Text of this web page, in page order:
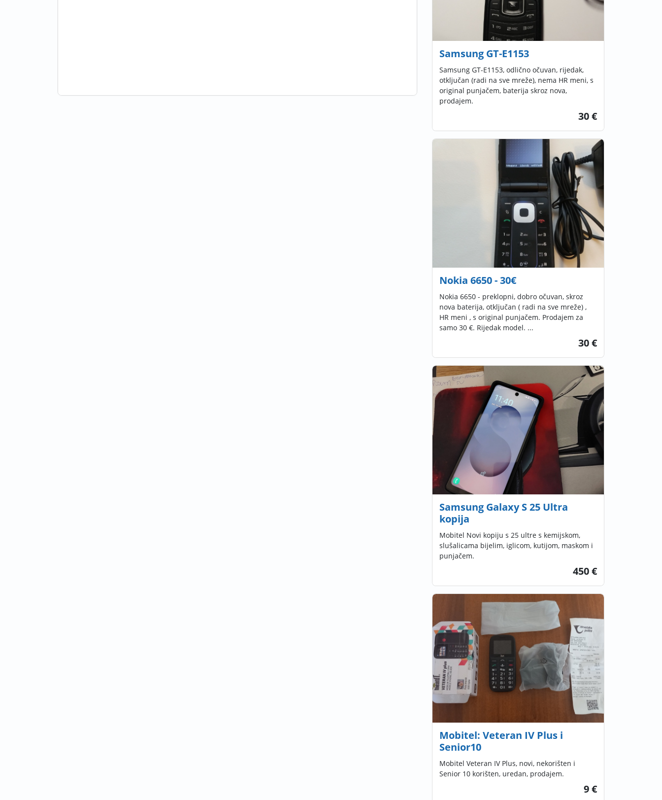
Samsung GT-E1153
Samsung GT-E1153, odlično očuvan, rijedak,
otključan (radi na sve mreže), nema HR meni, s
original punjačem, baterija skroz nova,
prodajem.
30 €
Nokia 6650 - 30€
Nokia 6650 - preklopni, dobro očuvan, skroz
nova baterija, otključan ( radi na sve mreže) ,
HR meni , s original punjačem. Prodajem za
samo 30 €. Rijedak model. ...
30 €
Samsung Galaxy S 25 Ultra
kopija
Mobitel Novi kopiju s 25 ultre s kemijskom,
slušalicama bijelim, iglicom, kutijom, maskom i
punjačem.
450 €
Mobitel: Veteran IV Plus i
Senior10
Mobitel Veteran IV Plus, novi, nekorišten i
Senior 10 korišten, uredan, prodajem.
9 €